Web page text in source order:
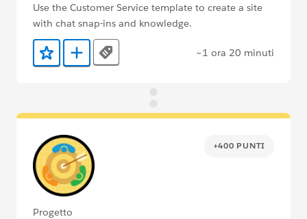
Use the Customer Service template to create a site
with chat snap-ins and knowledge.
Aggiunto ai preferiti
Aggiungi a Trailmix
Tags ~1 ora 20 minuti
+400 PUNTI
Progetto